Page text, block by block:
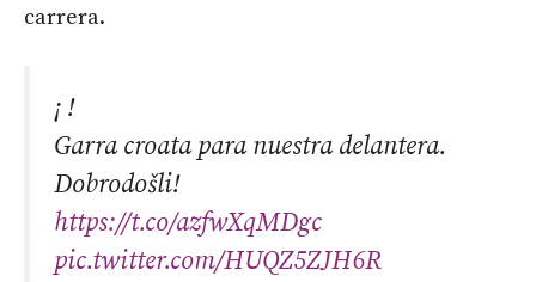
carrera.
¡ !
Garra croata para nuestra delantera.
Dobrodošli!
https://t.co/azfwXqMDgc
pic.twitter.com/HUQZ5ZJH6R